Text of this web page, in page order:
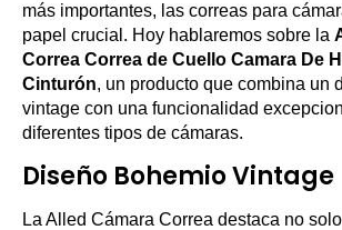
más importantes, las correas para
papel crucial. Hoy hablaremos sobre la
Correa Correa de Cuello Camara De
Cinturón, un producto que combina un
vintage con una funcionalidad
diferentes tipos de cámaras.
Diseño Bohemio Vintage
La Alled Cámara Correa destaca no